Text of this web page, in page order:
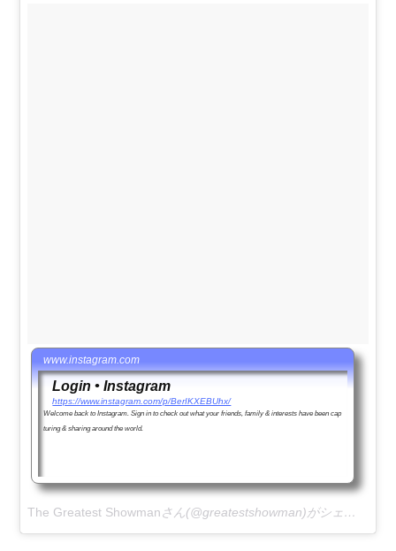
www.instagram.com
Login • Instagram
https://www.instagram.com/p/BerIKXEBUhx/
Welcome back to Instagram. Sign in to check out what your friends, family & interests have been cap
turing & sharing around the world.
The Greatest Showmanさん(@greatestshowman)がシェアした投稿 –